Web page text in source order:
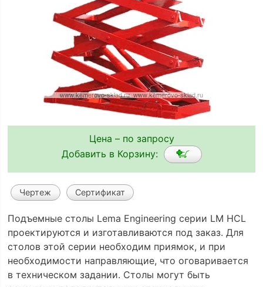
Цена – по запросу
Добавить в Корзину:
Чертеж Сертификат
Подъемные столы Lema Engineering серии LM HCL
проектируются и изготавливаются под заказ. Для
столов этой серии необходим приямок, и при
необходимости направляющие, что оговаривается
в техническом задании. Столы могут быть